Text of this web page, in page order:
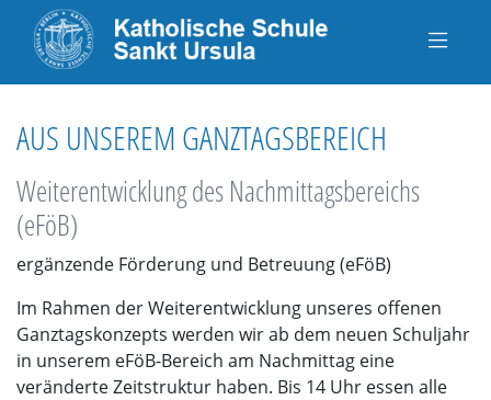
AUS UNSEREM GANZTAGSBEREICH
Weiterentwicklung des Nachmittagsbereichs
(eFöB)
ergänzende Förderung und Betreuung (eFöB)
Im Rahmen der Weiterentwicklung unseres offenen
Ganztagskonzepts werden wir ab dem neuen Schuljahr
in unserem eFöB-Bereich am Nachmittag eine
veränderte Zeitstruktur haben. Bis 14 Uhr essen alle